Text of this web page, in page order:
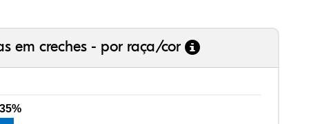
em creches - por raça/cor